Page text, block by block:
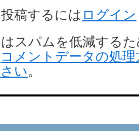
稿するには ログイン
スパムを低減するた
コメントデータの処
い。